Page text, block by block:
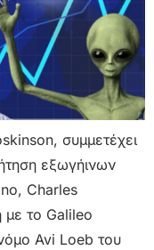
συμμετέχει
εξωγήινων
Charles
με το Galileo
Avi Loeb του